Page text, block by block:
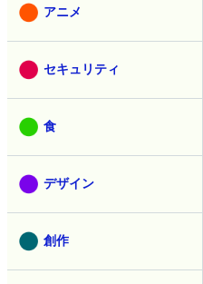
アニメ
セキュリティ
食
デザイン
創作